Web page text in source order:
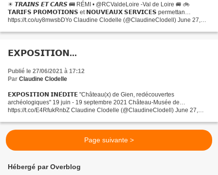
☀ 𝙏𝙍𝘼𝙄𝙉𝙎 𝙀𝙏 𝘾𝘼𝙍𝙎 🚌 RÉMI • @RCValdeLoire -Val de Loire 🚐 🚲
𝗧𝗔𝗥𝗜𝗙𝗦 𝗣𝗥𝗢𝗠𝗢𝗧𝗜𝗢𝗡𝗦 et 𝗡𝗢𝗨𝗩𝗘𝗔𝗨𝗫 𝗦𝗘𝗥𝗩𝗜𝗖𝗘𝗦 permettan…
https://t.co/uy8mwsbDYo Claudine Clodelle (@ClaudineClodell) June 27,
𝗘𝗫𝗣𝗢𝗦𝗜𝗧𝗜𝗢𝗡...
Publié le 27/06/2021 à 17:12
Par Claudine Clodelle
𝗘𝗫𝗣𝗢𝗦𝗜𝗧𝗜𝗢𝗡 𝗜𝗡𝗘́𝗗𝗜𝗧𝗘 "Château(x) de Gien, redécouvertes
archéologiques" 19 juin - 19 septembre 2021 Château-Musée de…
https://t.co/E4RfukRnbZ Claudine Clodelle (@ClaudineClodell) June 27,
Page suivante >
Hébergé par Overblog